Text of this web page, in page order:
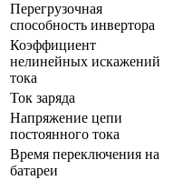
Перегрузочная
способность инвертора
Коэффициент
нелинейных искажений
тока
Ток заряда
Напряжение цепи
постоянного тока
Время переключения на
батареи